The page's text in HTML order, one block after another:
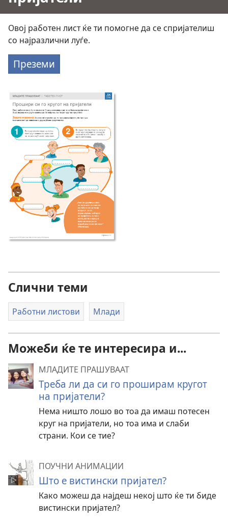
Овој работен лист ќе ти помогне да се спријателиш
со најразлични луѓе.
Преземи
Слични теми
Работни листови Млади
Можеби ќе те интересира и...
МЛАДИТЕ ПРАШУВААТ
Треба ли да си го проширам кругот
на пријатели?
Нема ништо лошо во тоа да имаш потесен
круг на пријатели, но тоа има и слаби
страни. Кои се тие?
ПОУЧНИ АНИМАЦИИ
Што е вистински пријател?
Како можеш да најдеш некој што ќе ти биде
вистински пријател?